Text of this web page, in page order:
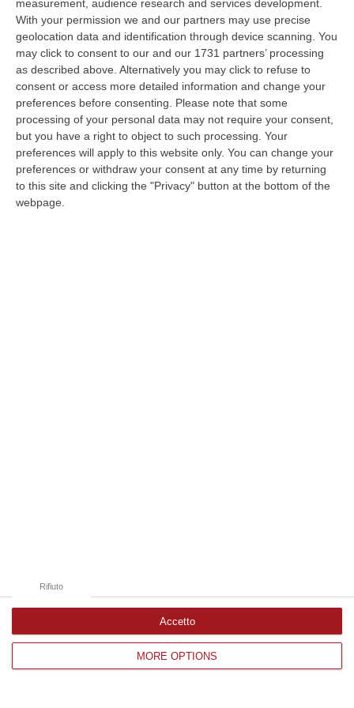
measurement, audience research and services development.
With your permission we and our partners may use precise
geolocation data and identification through device scanning. You
may click to consent to our and our 1731 partners’ processing
as described above. Alternatively you may click to refuse to
consent or access more detailed information and change your
preferences before consenting. Please note that some
processing of your personal data may not require your consent,
but you have a right to object to such processing. Your
preferences will apply to this website only. You can change your
preferences or withdraw your consent at any time by returning
to this site and clicking the "Privacy" button at the bottom of the
webpage.
MORE OPTIONS
Rifiuto
Accetto
L’Orchestra Filarmonica Della Calabria Protagonista Su Rai Due. Il
9 Agosto In Onda “La Notte Del Mare”
“PIZZO Nella suggestiva cornice del Castello Murat di Pizzo torna “La
Notte del Mare”, l’evento televisivo e culturale giunto alla sua quart…
06 Agosto, 17:37
Ponte, Ok Alla Fase Della Progettazione Esecutiva
“ROMA Si è conclusa l’assemblea generale del Consiglio Superiore dei
Lavori Pubblici, convocata per esaminare e discutere del Collegamento
s…
06 Agosto, 17:12
Corriere delle Calabria è una testata giornalistica di News&Com S.r.l